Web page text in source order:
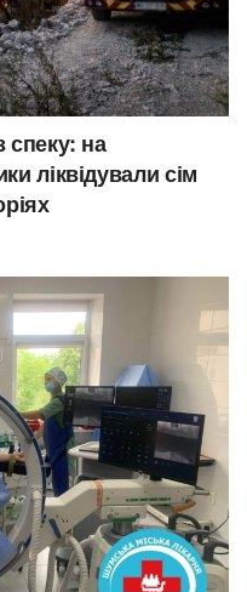
спеку: на
ліквідували сім